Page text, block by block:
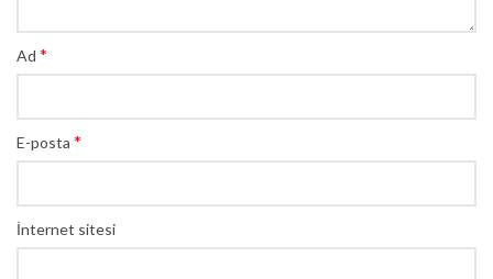
Ad *
E-posta *
İnternet sitesi